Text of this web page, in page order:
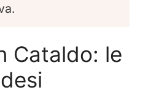
Cataldo: le